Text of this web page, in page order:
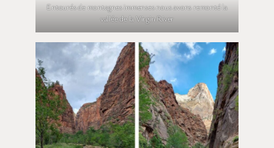
Entourés de montagnes immenses nous avons remonté la
vallée de la Virgin River